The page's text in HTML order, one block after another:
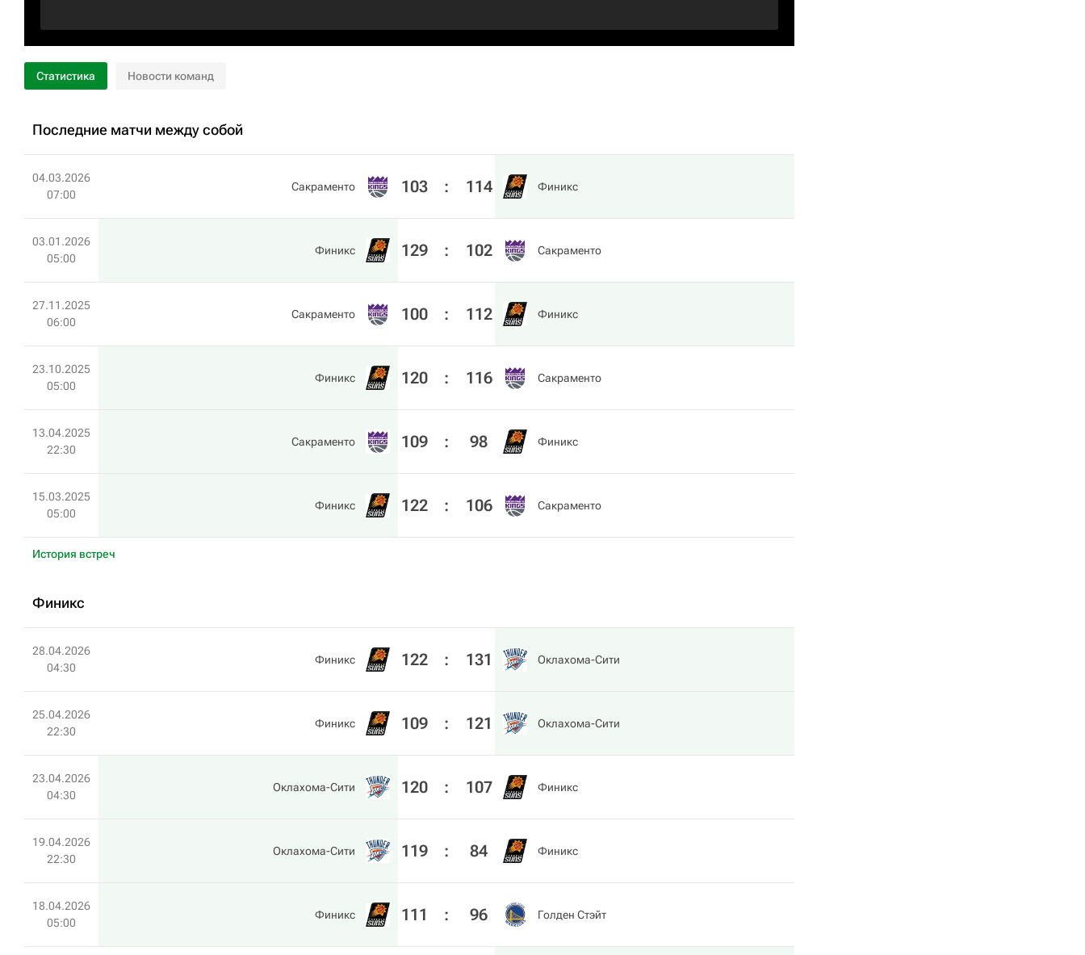
Статистика Новости команд
Последние матчи между собой
04.03.2026
07:00
Сакраменто 103 : 114 Финикс
03.01.2026
05:00
Финикс 129 : 102 Сакраменто
27.11.2025
06:00
Сакраменто 100 : 112 Финикс
23.10.2025
05:00
Финикс 120 : 116 Сакраменто
13.04.2025
22:30
Сакраменто 109 : 98 Финикс
15.03.2025
05:00
Финикс 122 : 106 Сакраменто
История встреч
Финикс
28.04.2026
04:30
Финикс 122 : 131 Оклахома-Сити
25.04.2026
22:30
Финикс 109 : 121 Оклахома-Сити
23.04.2026
04:30
Оклахома-Сити 120 : 107 Финикс
19.04.2026
22:30
Оклахома-Сити 119 : 84 Финикс
18.04.2026
05:00
Финикс 111 : 96 Голден Стэйт